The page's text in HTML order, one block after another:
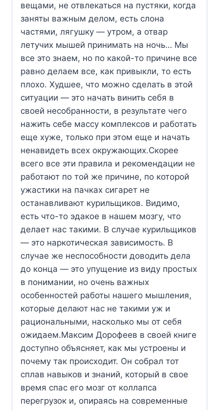
вещами, не отвлекаться на пустяки, когда
заняты важным делом, есть слона
частями, лягушку — утром, а отвар
летучих мышей принимать на ночь… Мы
все это знаем, но по какой-то причине все
равно делаем все, как привыкли, то есть
плохо. Худшее, что можно сделать в этой
ситуации — это начать винить себя в
своей несобранности, в результате чего
нажить себе массу комплексов и работать
еще хуже, только при этом еще и начать
ненавидеть всех окружающих.Скорее
всего все эти правила и рекомендации не
работают по той же причине, по которой
ужастики на пачках сигарет не
останавливают курильщиков. Видимо,
есть что-то эдакое в нашем мозгу, что
делает нас такими. В случае курильщиков
— это наркотическая зависимость. В
случае же неспособности доводить дела
до конца — это упущение из виду простых
в понимании, но очень важных
особенностей работы нашего мышления,
которые делают нас не такими уж и
рациональными, насколько мы от себя
ожидаем.Максим Дорофеев в своей книге
доступно объясняет, как мы устроены и
почему так происходит. Он собрал тот
сплав навыков и знаний, который в свое
время спас его мозг от коллапса
перегрузок и, опираясь на современные